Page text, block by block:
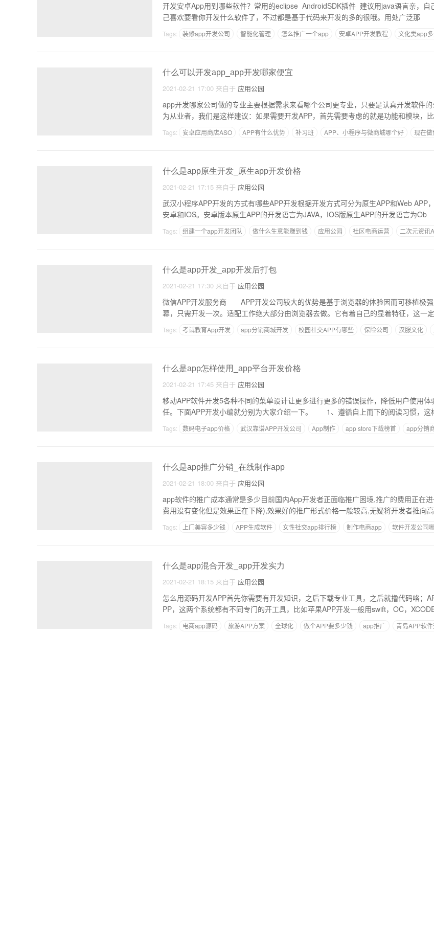
开发安卓App用到哪些软件？常用的eclipse AndroidSDK插件 建议用java语言亲，自
己喜欢要看你开发什么软件了，不过都是基于代码来开发的多的很哦。用处广泛那
Tags: 装修app开发公司 智能化管理 怎么推广一个app 安卓APP开发教程 文化类app
什么可以开发app_app开发哪家便宜
2021-02-21 17:00 来自于 应用公园
app开发哪家公司做的专业主要根据需求来看哪个公司更专业，只要是认真开发软件
为从业者，我们是这样建议：如果需要开发APP，首先需要考虑的就是功能和模块，
Tags: 安卓应用商店ASO APP有什么优势 补习班 APP、小程序与微商城哪个好
现在做
什么是app原生开发_原生app开发价格
2021-02-21 17:15 来自于 应用公园
武汉小程序APP开发的方式有哪些APP开发根据开发方式可分为原生APP和Web APP
安卓和IOS。安卓版本原生APP的开发语言为JAVA，IOS版原生APP的开发语言为Ob
Tags: 组建一个app开发团队 做什么生意能赚到钱 ​应用公园 社区电商运营 二次元资讯
什么是app开发_app开发后打包
2021-02-21 17:30 来自于 应用公园
微信APP开发服务商 APP开发公司较大的优势是基于浏览器的体验因而可移植极
幕，只需开发一次。适配工作绝大部分由浏览器去做。它有着自己的显着特征，这一
Tags: 考试教育App开发 app分销商城开发 校园社交APP有哪些 保险公司 汉服文化
什么是app怎样使用_app平台开发价格
2021-02-21 17:45 来自于 应用公园
移动APP软件开发5各种不同的菜单设计让更多进行更多的错误操作，降低用户使用
任。下面APP开发小编就分别为大家介绍一下。 1、遵循自上而下的阅读习惯，这
Tags: 数码电子app价格 武汉靠谱APP开发公司 ​App制作 app store下载榜首
app分销
什么是app推广分销_在线制作app
2021-02-21 18:00 来自于 应用公园
app软件的推广成本通常是多少目前国内App开发者正面临推广困境,推广的费用正在
费用没有变化但是效果正在下降),效果好的推广形式价格一般较高,无疑将开发者推向
Tags: 上门美容多少钱 APP生成软件 女性社交app排行榜 制作电商app 软件开发公司
什么是app混合开发_app开发实力
2021-02-21 18:15 来自于 应用公园
怎么用源码开发APP首先你需要有开发知识，之后下载专业工具，之后就撸代码咯；
PP，这两个系统都有不同专门的开工具，比如苹果APP开发一般用swift，OC，
Tags: 电商app源码 旅游APP方案 全球化 做个APP要多少钱 app推广 青岛APP软